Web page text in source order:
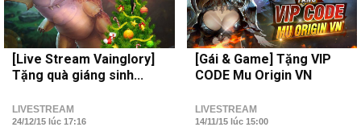
[Live Stream Vainglory]
Tặng quà giáng sinh...
LIVESTREAM
24/12/15 lúc 17:16
[Gái & Game] Tặng VIP
CODE Mu Origin VN
LIVESTREAM
14/11/15 lúc 15:00